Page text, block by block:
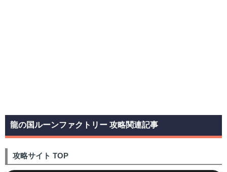
龍の国ルーンファクトリー 攻略関連記事
攻略サイト TOP